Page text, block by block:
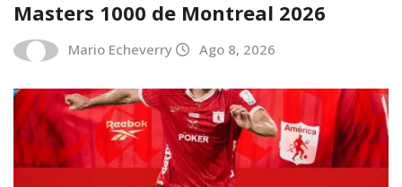
Masters 1000 de Montreal 2026
Mario Echeverry Ago 8, 2026